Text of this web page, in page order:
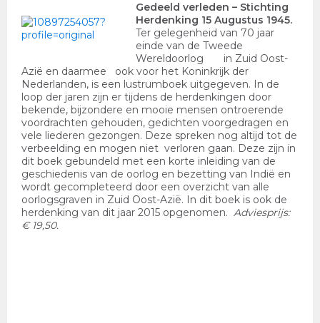
Gedeeld verleden – Stichting
Herdenking 15 Augustus 1945.
Ter gelegenheid van 70 jaar
einde van de Tweede
Wereldoorlog in Zuid Oost-
Azië en daarmee ook voor het Koninkrijk der
Nederlanden, is een lustrumboek uitgegeven. In de
loop der jaren zijn er tijdens de herdenkingen door
bekende, bijzondere en mooie mensen ontroerende
voordrachten gehouden, gedichten voorgedragen en
vele liederen gezongen. Deze spreken nog altijd tot de
verbeelding en mogen niet verloren gaan. Deze zijn in
dit boek gebundeld met een korte inleiding van de
geschiedenis van de oorlog en bezetting van Indië en
wordt gecompleteerd door een overzicht van alle
oorlogsgraven in Zuid Oost-Azië. In dit boek is ook de
herdenking van dit jaar 2015 opgenomen. Adviesprijs:
€ 19,50.